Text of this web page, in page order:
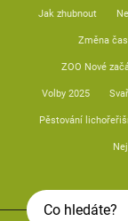
Jak zhubnout
Změna
ZOO Nové
Volby 2025
Pěstování